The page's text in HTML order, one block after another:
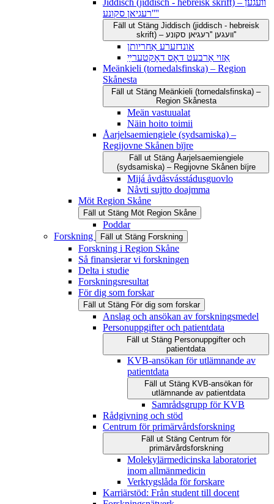
Jiddisch (jiddisch - hebreisk skrift) – וועגען
''רעגיאן סקונע''
Fäll ut Stäng Jiddisch (jiddisch - hebreisk
skrift) – וועגען ''רעגיאן סקונע''
אונדזערע אַחריותן
אַזוי אַרבעט דאָס דאָקטערײַ
Meänkieli (tornedalsfinska) – Region
Skånesta
Fäll ut Stäng Meänkieli (tornedalsfinska) –
Region Skånesta
Meän vastuualat
Näin hoito toimii
Åarjelsaemiengiele (sydsamiska) –
Regijovne Skånen bïjre
Fäll ut Stäng Åarjelsaemiengiele
(sydsamiska) – Regijovne Skånen bïjre
Mijá åvdåsvásstádusguovlo
Nåvti sujtto doajmma
Möt Region Skåne
Fäll ut Stäng Möt Region Skåne
Poddar
Forskning
Fäll ut Stäng Forskning
Forskning i Region Skåne
Så finansierar vi forskningen
Delta i studie
Forskningsresultat
För dig som forskar
Fäll ut Stäng För dig som forskar
Anslag och ansökan av forskningsmedel
Personuppgifter och patientdata
Fäll ut Stäng Personuppgifter och
patientdata
KVB-ansökan för utlämnande av
patientdata
Fäll ut Stäng KVB-ansökan för
utlämnande av patientdata
Samrådsgrupp för KVB
Rådgivning och stöd
Centrum för primärvårdsforskning
Fäll ut Stäng Centrum för
primärvårdsforskning
Molekylärmedicinska laboratoriet
inom allmänmedicin
Verktygslåda för forskare
Karriärstöd: Från student till docent